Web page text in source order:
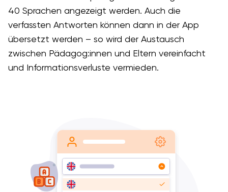
40 Sprachen angezeigt werden. Auch die
verfassten Antworten können dann in der App
übersetzt werden – so wird der Austausch
zwischen Pädagog:innen und Eltern vereinfacht
und Informationsverluste vermieden.